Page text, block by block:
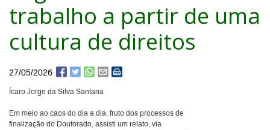
trabalho a partir de uma
cultura de direitos
27/05/2026
Ícaro Jorge da Silva Santana
Em meio ao caos do dia a dia, fruto dos processos de
finalização do Doutorado, assisti um relato, via